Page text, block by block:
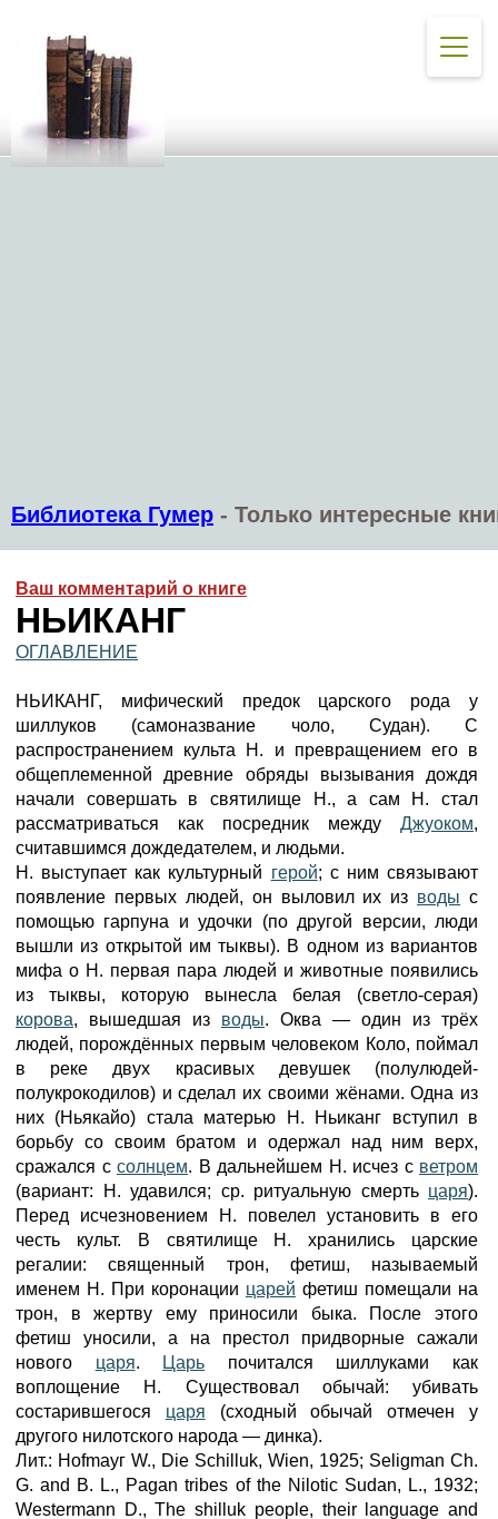
Библиотека Гумер - Только интересные
Ваш комментарий о книге
НЬИКАНГ
ОГЛАВЛЕНИЕ
НЬИКАНГ, мифический предок царского рода у
шиллуков (самоназвание чоло, Судан). С
распространением культа Н. и превращением его в
общеплеменной древние обряды вызывания дождя
начали совершать в святилище Н., а сам Н. стал
рассматриваться как посредник между Джуоком,
считавшимся дождедателем, и людьми.
Н. выступает как культурный герой; с ним связывают
появление первых людей, он выловил их из воды с
помощью гарпуна и удочки (по другой версии, люди
вышли из открытой им тыквы). В одном из вариантов
мифа о Н. первая пара людей и животные появились
из тыквы, которую вынесла белая (светло-серая)
корова, вышедшая из воды. Оква — один из трёх
людей, порождённых первым человеком Коло, поймал
в реке двух красивых девушек (полулюдей-
полукрокодилов) и сделал их своими жёнами. Одна из
них (Ньякайо) стала матерью Н. Ньиканг вступил в
борьбу со своим братом и одержал над ним верх,
сражался с солнцем. В дальнейшем Н. исчез с ветром
(вариант: Н. удавился; ср. ритуальную смерть царя).
Перед исчезновением Н. повелел установить в его
честь культ. В святилище Н. хранились царские
регалии: священный трон, фетиш, называемый
именем Н. При коронации царей фетиш помещали на
трон, в жертву ему приносили быка. После этого
фетиш уносили, а на престол придворные сажали
нового царя. Царь почитался шиллуками как
воплощение Н. Существовал обычай: убивать
состарившегося царя (сходный обычай отмечен у
другого нилотского народа — динка).
Лит.: Hofmayг W., Die Schilluk, Wien, 1925; Seligman Ch.
G. and В. L., Pagan tribes of the Nilotic Sudan, L., 1932;
Westermann D., The shilluk people, their language and